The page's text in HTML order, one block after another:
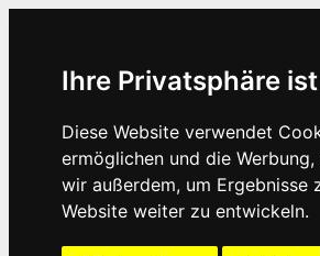
Ihre Privatsphäre
Diese Website verwendet
ermöglichen und die
wir außerdem, um Ergebnisse
Website weiter zu entwickeln.